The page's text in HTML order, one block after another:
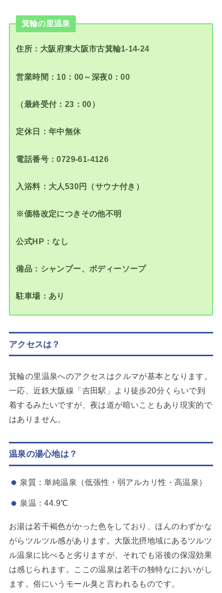
箕輪の里温泉
住所：大阪府東大阪市古箕輪1-14-24
営業時間：10：00～深夜0：00
（最終受付：23：00）
定休日：年中無休
電話番号：0729-61-4126
入浴料：大人530円（サウナ付き）
※価格改定につきその他不明
公式HP：なし
備品：シャンプー、ボディーソープ
駐車場：あり
アクセスは？
箕輪の里温泉へのアクセスはクルマが基本となります。
一応、近鉄大阪線「吉田駅」より徒歩20分くらいで到
着するみたいですが、夜は道が暗いこともあり現実的で
はありません。
温泉の湯心地は？
泉質：単純温泉（低張性・弱アルカリ性・高温泉）
泉温：44.9℃
お湯は若干褐色がかった色をしており、ほんのわずかな
がらツルツル感があります。大阪北摂地域にあるツルツ
ル温泉に比べると劣りますが、それでも浴後の保湿効果
は感じられます。ここの温泉は若干の独特なにおいがし
ます。俗にいうモール臭と言われるものです。